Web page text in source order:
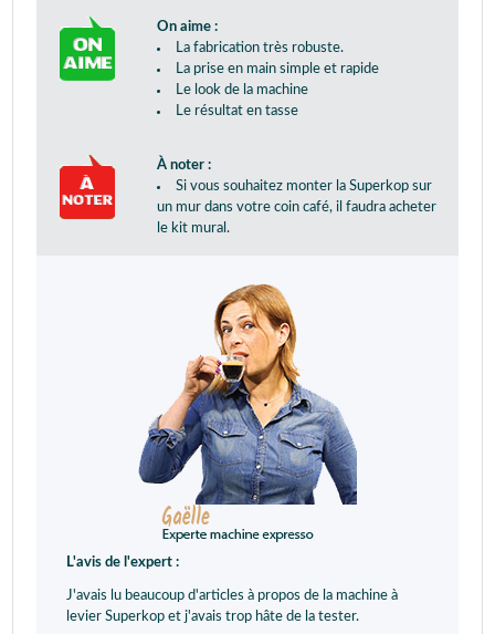
On aime :
La fabrication très robuste.
La prise en main simple et rapide
Le look de la machine
Le résultat en tasse
À noter :
Si vous souhaitez monter la Superkop sur
un mur dans votre coin café, il faudra acheter
le kit mural.
L'avis de l'expert :
J'avais lu beaucoup d'articles à propos de la machine à
levier Superkop et j'avais trop hâte de la tester.